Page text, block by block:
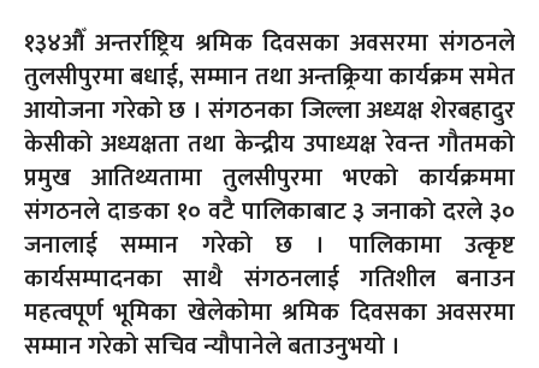
१३४औँ अन्तर्राष्ट्रिय श्रमिक दिवसका अवसरमा संगठनले
तुलसीपुरमा बधाई, सम्मान तथा अन्तक्र्रिया कार्यक्रम समेत
आयोजना गरेको छ । संगठनका जिल्ला अध्यक्ष शेरबहादुर
केसीको अध्यक्षता तथा केन्द्रीय उपाध्यक्ष रेवन्त गौतमको
प्रमुख आतिथ्यतामा तुलसीपुरमा भएको कार्यक्रममा
संगठनले दाङका १० वटै पालिकाबाट ३ जनाको दरले ३०
जनालाई सम्मान गरेको छ । पालिकामा उत्कृष्ट
कार्यसम्पादनका साथै संगठनलाई गतिशील बनाउन
महत्वपूर्ण भूमिका खेलेकोमा श्रमिक दिवसका अवसरमा
सम्मान गरेको सचिव न्यौपानेले बताउनुभयो ।